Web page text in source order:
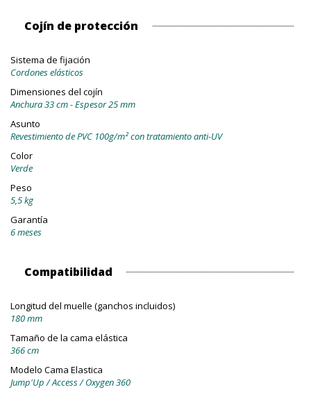
Cojín de protección
Sistema de fijación
Cordones elásticos
Dimensiones del cojín
Anchura 33 cm - Espesor 25 mm
Asunto
Revestimiento de PVC 100g/m² con tratamiento anti-UV
Color
Verde
Peso
5,5 kg
Garantía
6 meses
Compatibilidad
Longitud del muelle (ganchos incluidos)
180 mm
Tamaño de la cama elástica
366 cm
Modelo Cama Elastica
Jump'Up / Access / Oxygen 360